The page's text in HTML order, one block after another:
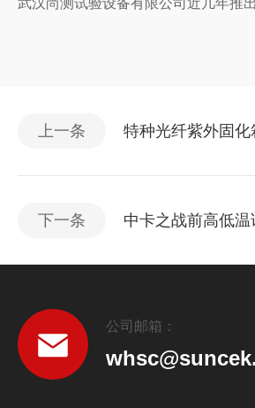
武汉尚测试验设备有限公司近几年推
上一条 特种光纤紫外固
下一条 中卡之战前高低
公司邮箱：